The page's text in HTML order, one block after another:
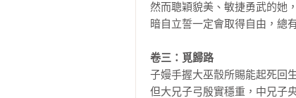
然而聰穎貌美、敏捷勇武的她
暗自立誓一定會取得自由，總
卷三：覓歸路
子嫚手握大巫䐨所賜能起死回
但大兄子弓殷實穩重，中兄子